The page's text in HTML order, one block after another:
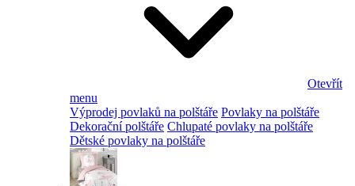
Otevřít
menu
Výprodej povlaků na polštáře Povlaky na polštáře
Dekorační polštáře Chlupaté povlaky na polštáře
Dětské povlaky na polštáře